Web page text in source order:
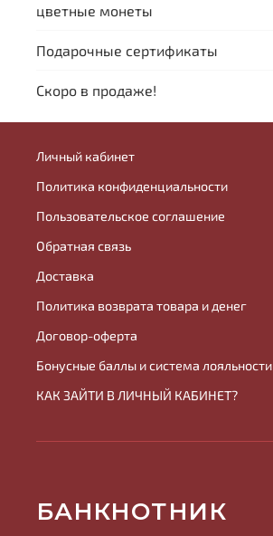
цветные монеты
Подарочные сертификаты
Скоро в продаже!
Личный кабинет
Политика конфиденциальности
Пользовательское соглашение
Обратная связь
Доставка
Политика возврата товара и денег
Договор-оферта
Бонусные баллы и система лояльности
КАК ЗАЙТИ В ЛИЧНЫЙ КАБИНЕТ?
БАНКНОТНИК